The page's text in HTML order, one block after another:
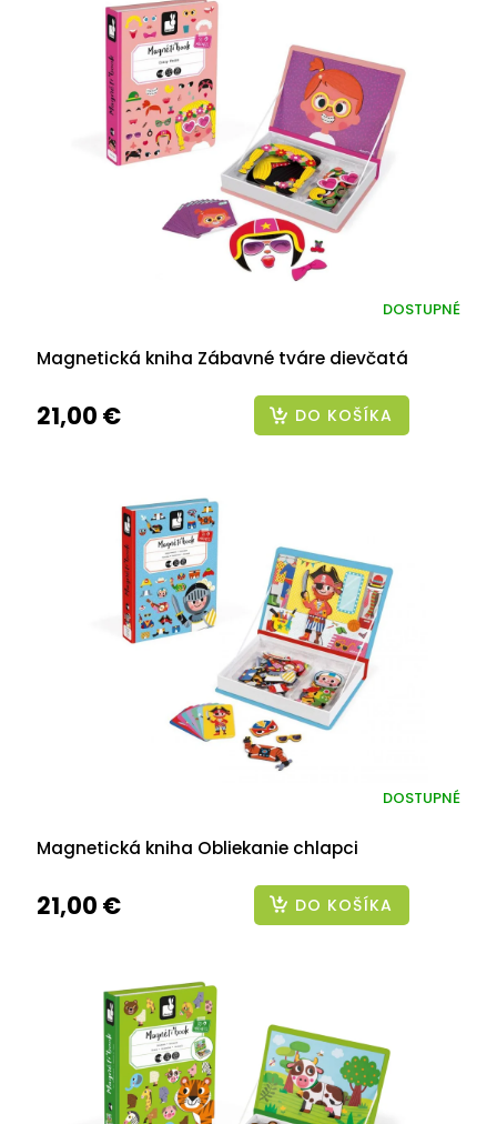
Magnetická kniha Zábavné tváre dievčatá
DOSTUPNÉ
21,00 € DO KOŠÍKA
Magnetická kniha Obliekanie chlapci
DOSTUPNÉ
21,00 € DO KOŠÍKA